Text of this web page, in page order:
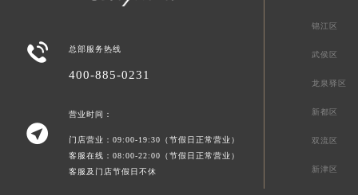
 总部服务热线
400-885-0231

营业时间：
门店营业：09:00-19:30（节假日正常营业）
客服在线：08:00-22:00（节假日正常营业）
客服及门店节假日不休
锦江区
武侯区
龙泉驿区
新都区
双流区
新津区